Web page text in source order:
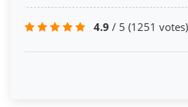
4.9 / 5 (1251 votes)